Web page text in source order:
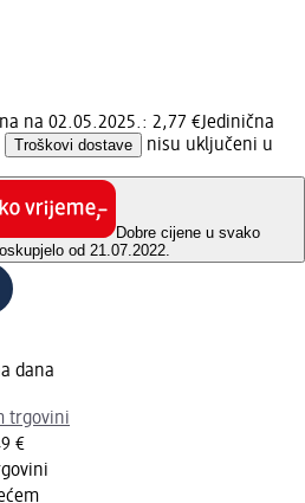
na 02.05.2025.: 2,77 €Jedinična
Troškovi dostave
nisu uključeni u
Dobre cijene u svako
od 21.07.2022.
dana
trgovini
€